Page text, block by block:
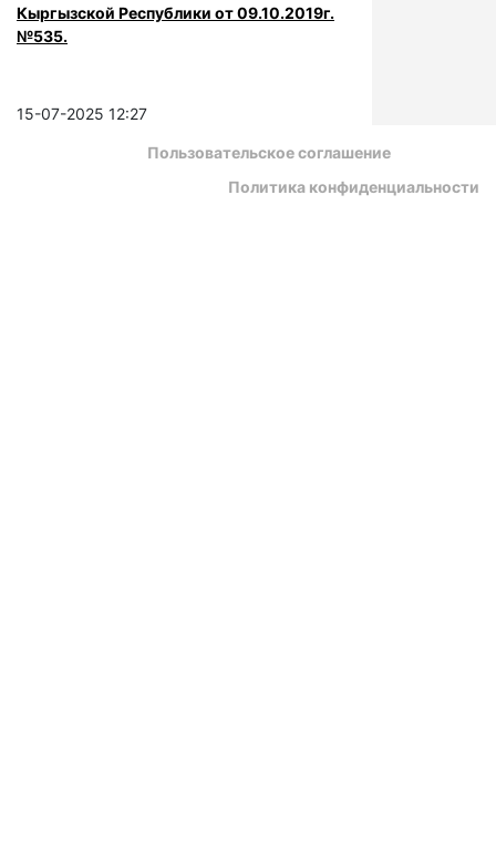
Кыргызской Республики от 09.10.2019г.
№535.
15-07-2025 12:27
Пользовательское соглашение
Политика конфиденциальности